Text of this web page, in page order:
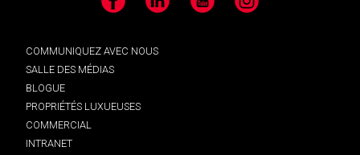
Facebook LinkedIn YouTube Instagram
COMMUNIQUEZ AVEC NOUS
SALLE DES MÉDIAS
BLOGUE
PROPRIÉTÉS LUXUEUSES
COMMERCIAL
INTRANET